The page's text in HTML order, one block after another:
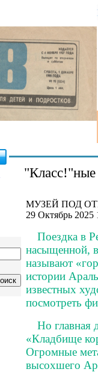
"Класс!"ные
МУЗЕЙ ПОД
29 Октябрь 2025
Поездка в
насыщенной,
называют
истории
известных
посмотреть
Но главная
«Кладбище
Огромные
высохшего